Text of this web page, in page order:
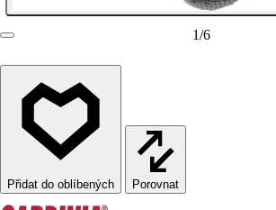
1/6
Porovnat